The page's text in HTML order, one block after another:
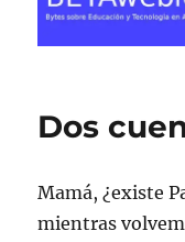
Dos
Mamá, ¿existe
mientras